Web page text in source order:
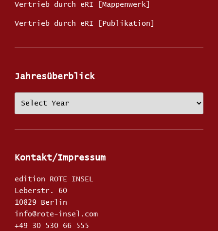
Vertrieb durch eRI [Mappenwerk]
Vertrieb durch eRI [Publikation]
Jahresüberblick
Kontakt/Impressum
edition ROTE INSEL
Leberstr. 60
10829 Berlin
info@rote-insel.com
+49 30 530 66 555